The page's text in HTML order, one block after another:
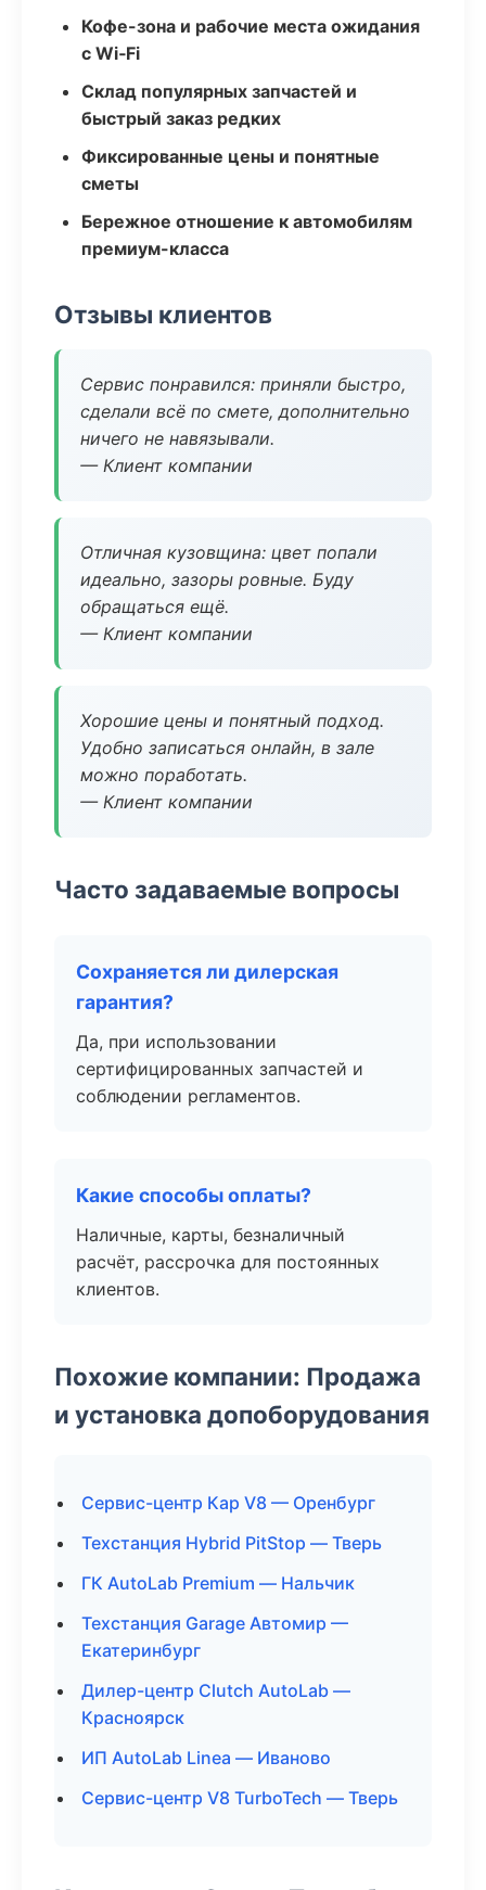
Кофе-зона и рабочие места ожидания
с Wi‑Fi
Склад популярных запчастей и
быстрый заказ редких
Фиксированные цены и понятные
сметы
Бережное отношение к автомобилям
премиум-класса
Отзывы клиентов
Сервис понравился: приняли быстро,
сделали всё по смете, дополнительно
ничего не навязывали.
— Клиент компании
Отличная кузовщина: цвет попали
идеально, зазоры ровные. Буду
обращаться ещё.
— Клиент компании
Хорошие цены и понятный подход.
Удобно записаться онлайн, в зале
можно поработать.
— Клиент компании
Часто задаваемые вопросы
Сохраняется ли дилерская
гарантия?
Да, при использовании
сертифицированных запчастей и
соблюдении регламентов.
Какие способы оплаты?
Наличные, карты, безналичный
расчёт, рассрочка для постоянных
клиентов.
Похожие компании: Продажа
и установка допоборудования
Сервис-центр Кар V8 — Оренбург
Техстанция Hybrid PitStop — Тверь
ГК AutoLab Premium — Нальчик
Техстанция Garage Автомир —
Екатеринбург
Дилер-центр Clutch AutoLab —
Красноярск
ИП AutoLab Linea — Иваново
Сервис-центр V8 TurboTech — Тверь